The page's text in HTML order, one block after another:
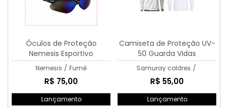
Óculos de Proteção
Nemesis Esportivo
Nemesis / Fumê
R$ 75,00
Lançamento
Camiseta de Proteção UV-
50 Guarda Vidas
Samuray coldres /
R$ 55,00
Lançamento